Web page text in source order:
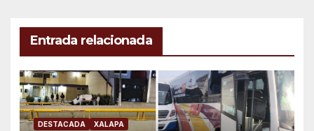
Entrada relacionada
DESTACADA XALAPA